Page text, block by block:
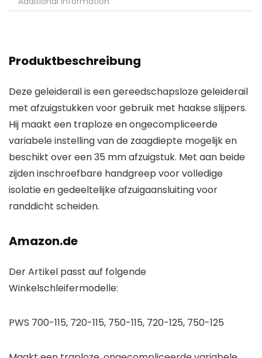
Produktbeschreibung
Deze geleiderail is een gereedschapsloze geleiderail
met afzuigstukken voor gebruik met haakse slijpers.
Hij maakt een traploze en ongecompliceerde
variabele instelling van de zaagdiepte mogelijk en
beschikt over een 35 mm afzuigstuk. Met aan beide
zijden inschroefbare handgreep voor volledige
isolatie en gedeeltelijke afzuigaansluiting voor
randdicht scheiden.
Amazon.de
Der Artikel passt auf folgende
Winkelschleifermodelle:
PWS 700-115, 720-115, 750-115, 720-125, 750-125